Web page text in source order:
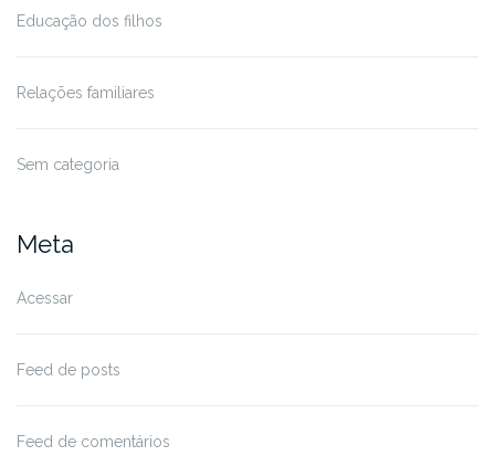
Educação dos filhos
Relações familiares
Sem categoria
Meta
Acessar
Feed de posts
Feed de comentários